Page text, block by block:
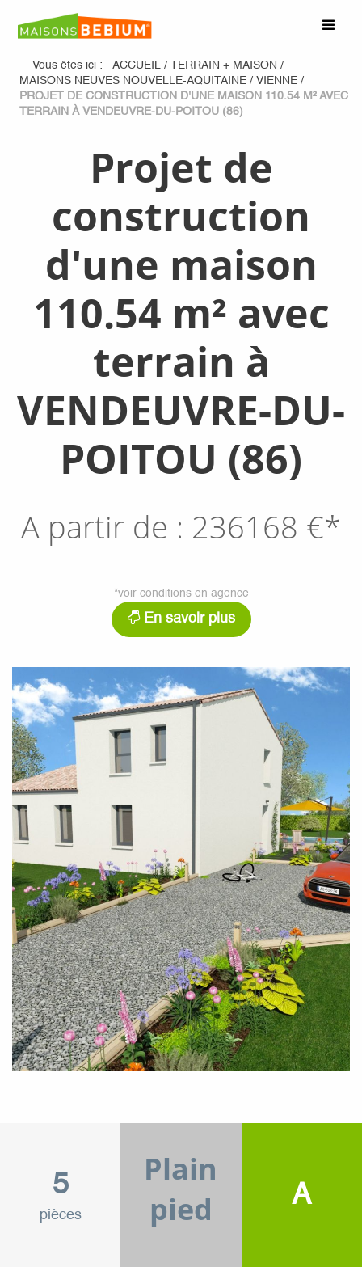
Vous êtes ici : ACCUEIL / TERRAIN + MAISON /
MAISONS NEUVES NOUVELLE-AQUITAINE / VIENNE /
PROJET DE CONSTRUCTION D'UNE MAISON 110.54 M² AVEC
TERRAIN À VENDEUVRE-DU-POITOU (86)
Projet de
construction
d'une maison
110.54 m² avec
terrain à
VENDEUVRE-DU-
POITOU (86)
A partir de : 236168 €*
*voir conditions en agence
En savoir plus
5
pièces
Plain
pied
A